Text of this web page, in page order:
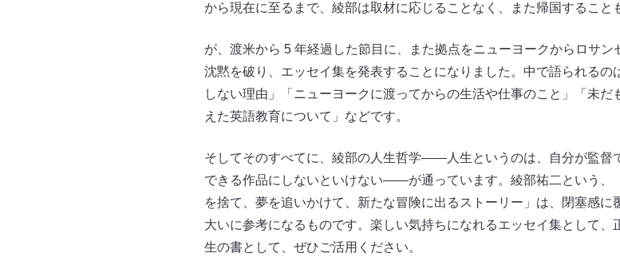
から現在に至るまで、綾部は取材に応じることなく、また帰国すること
が、渡米から 5 年経過した節目に、また拠点をニューヨークからロサ
沈黙を破り、エッセイ集を発表することになりました。中で語られるの
しない理由」「ニューヨークに渡ってからの生活や仕事のこと」「未
えた英語教育について」などです。
そしてそのすべてに、綾部の人生哲学――人生というのは、自分が監督
できる作品にしないといけない――が通っています。綾部祐二という、
を捨て、夢を追いかけて、新たな冒険に出るストーリー」は、閉塞感
大いに参考になるものです。楽しい気持ちになれるエッセイ集として、
生の書として、ぜひご活用ください。